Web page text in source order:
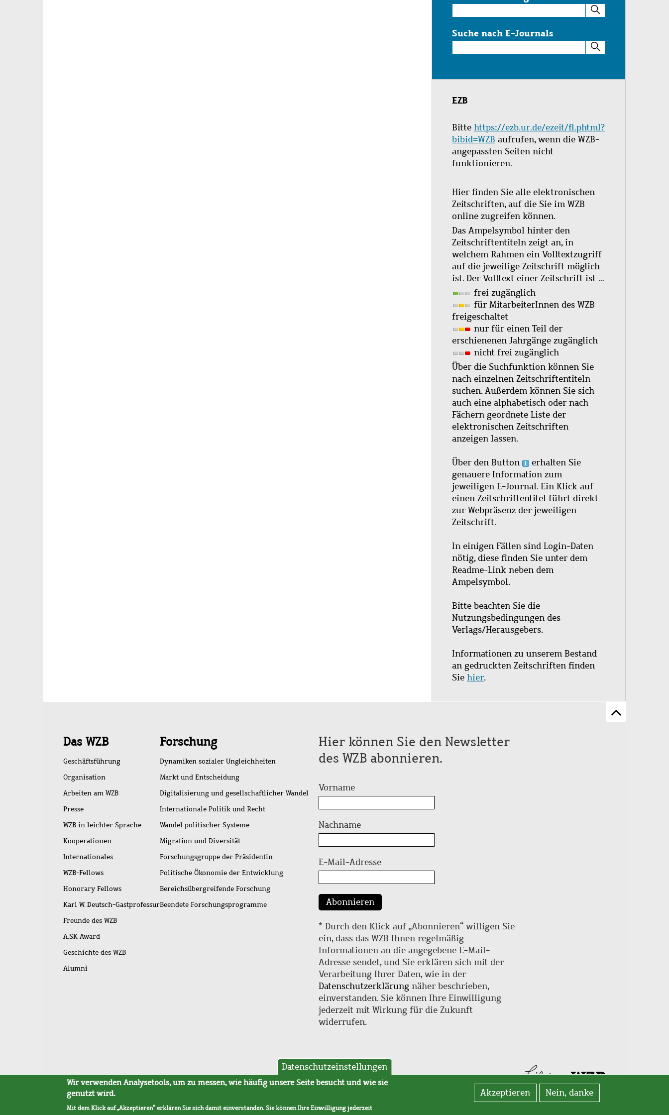
im
Katalog
Suche nach E-Journals
nach
Journals
EZB
Bitte https://ezb.ur.de/ezeit/fl.phtml?
bibid=WZB aufrufen, wenn die WZB-
angepassten Seiten nicht
funktionieren.
Hier finden Sie alle elektronischen
Zeitschriften, auf die Sie im WZB
online zugreifen können.
Das Ampelsymbol hinter den
Zeitschriftentiteln zeigt an, in
welchem Rahmen ein Volltextzugriff
auf die jeweilige Zeitschrift möglich
ist. Der Volltext einer Zeitschrift ist …
frei zugänglich
für MitarbeiterInnen des WZB
freigeschaltet
nur für einen Teil der
erschienenen Jahrgänge zugänglich
nicht frei zugänglich
Über die Suchfunktion können Sie
nach einzelnen Zeitschriftentiteln
suchen. Außerdem können Sie sich
auch eine alphabetisch oder nach
Fächern geordnete Liste der
elektronischen Zeitschriften
anzeigen lassen.
Über den Button
erhalten Sie
genauere Information zum
jeweiligen E-Journal. Ein Klick auf
einen Zeitschriftentitel führt direkt
zur Webpräsenz der jeweiligen
Zeitschrift.
In einigen Fällen sind Login-Daten
nötig, diese finden Sie unter dem
Readme-Link neben dem
Ampelsymbol.
Bitte beachten Sie die
Nutzungsbedingungen des
Verlags/Herausgebers.
Informationen zu unserem Bestand
an gedruckten Zeitschriften finden
Sie hier.
Zum
Schnellzugriff
Das WZB
Geschäftsführung
Organisation
Arbeiten am WZB
Presse
WZB in leichter Sprache
Kooperationen
Internationales
WZB-Fellows
Honorary Fellows
Karl W. Deutsch-Gastprofessur
Freunde des WZB
A.SK Award
Geschichte des WZB
Alumni
Forschung
Dynamiken sozialer Ungleichheiten
Markt und Entscheidung
Digitalisierung und gesellschaftlicher Wandel
Internationale Politik und Recht
Wandel politischer Systeme
Migration und Diversität
Forschungsgruppe der Präsidentin
Politische Ökonomie der Entwicklung
Bereichsübergreifende Forschung
Beendete Forschungsprogramme
Hier können Sie den Newsletter
des WZB abonnieren.
Vorname
Nachname
E-Mail-Adresse
Abonnieren
* Durch den Klick auf „Abonnieren“ willigen Sie
ein, dass das WZB Ihnen regelmäßig
Informationen an die angegebene E-Mail-
Adresse sendet, und Sie erklären sich mit der
Verarbeitung Ihrer Daten, wie in der
Datenschutzerklärung näher beschrieben,
einverstanden. Sie können Ihre Einwilligung
jederzeit mit Wirkung für die Zukunft
widerrufen.
Fußleistenmenü
SitemapBarrierefreiheitImpressumDatenschutzAVB
Datenschutzeinstellungen
Wir verwenden Analysetools, um zu messen, wie häufig unsere Seite besucht und wie sie
genutzt wird.
Mit dem Klick auf „Akzeptieren“ erklären Sie sich damit einverstanden. Sie können Ihre Einwilligung jederzeit
Akzeptieren Nein, danke